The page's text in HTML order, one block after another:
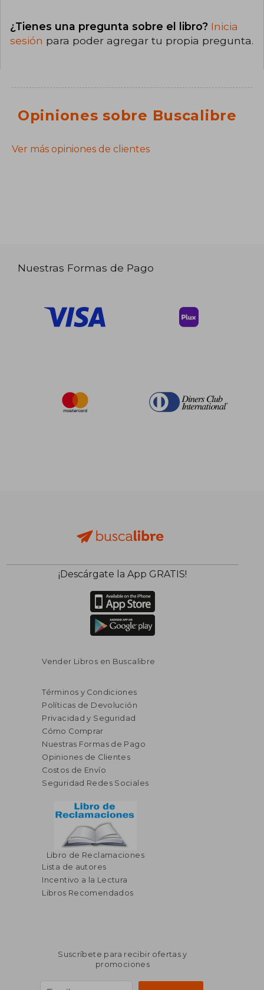
¿Tienes una pregunta sobre el libro? Inicia
sesión para poder agregar tu propia pregunta.
Opiniones sobre Buscalibre
Ver más opiniones de clientes
Nuestras Formas de Pago
¡Descárgate la App GRATIS!
Vender Libros en Buscalibre
Términos y Condiciones
Políticas de Devolución
Privacidad y Seguridad
Cómo Comprar
Nuestras Formas de Pago
Opiniones de Clientes
Costos de Envío
Seguridad Redes Sociales
Libro de Reclamaciones
Lista de autores
Incentivo a la Lectura
Libros Recomendados
Suscríbete para recibir ofertas y
promociones